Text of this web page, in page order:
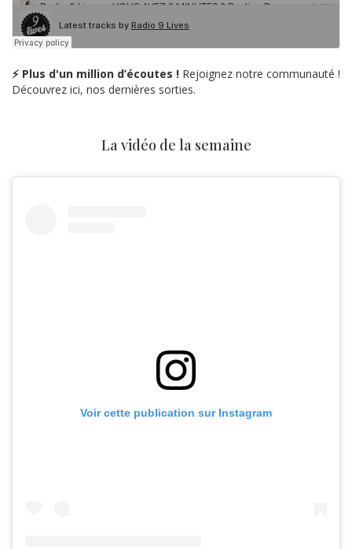
⚡ Plus d'un million d’écoutes ! Rejoignez notre communauté !
Découvrez ici, nos dernières sorties.
La vidéo de la semaine
Voir cette publication sur Instagram